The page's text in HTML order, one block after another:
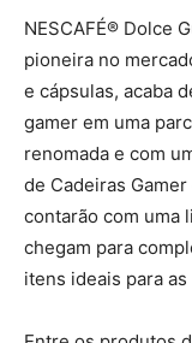
NESCAFÉ® Dolce
pioneira no
e cápsulas, acaba
gamer em uma
renomada e com
de Cadeiras
contarão com uma
chegam para
itens ideais para